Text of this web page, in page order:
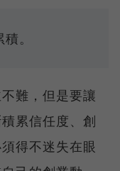
。
難，但是要讓
累信任度、創
得不迷失在眼